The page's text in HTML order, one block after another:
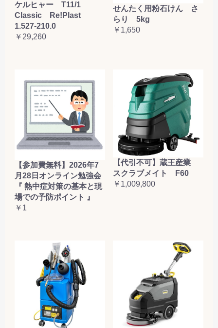
ケルヒャー T11/1
Classic Re!Plast
1.527-210.0
￥29,260
せんたく用粉石けん さ
らり 5kg
￥1,650
【参加費無料】2026年7
月28日オンライン勉強会
『 熱中症対策の基本と現
場での予防ポイント 』
￥1
【代引不可】蔵王産業
スクラブメイト F60
￥1,009,800